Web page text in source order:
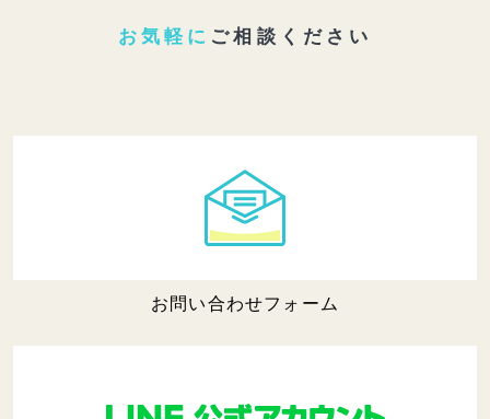
お気軽に ご相談ください
お問い合わせフォーム